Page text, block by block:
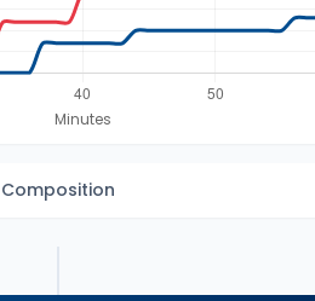
Composition